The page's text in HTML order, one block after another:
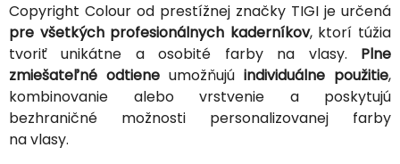
Copyright Colour od prestížnej značky TIGI je určená
pre všetkých profesionálnych kaderníkov, ktorí túžia
tvoriť unikátne a osobité farby na vlasy. Plne
zmiešateľné odtiene umožňujú individuálne použitie,
kombinovanie alebo vrstvenie a poskytujú
bezhraničné možnosti personalizovanej farby
na vlasy.